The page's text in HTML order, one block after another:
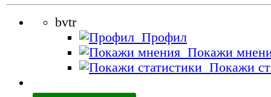
bvtr
Профил
Покажи
Покажи